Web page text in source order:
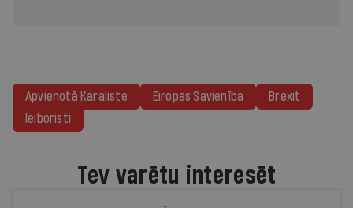
Apvienotā Karaliste Eiropas Savienība
Brexit
leiboristi
Tev varētu interesēt